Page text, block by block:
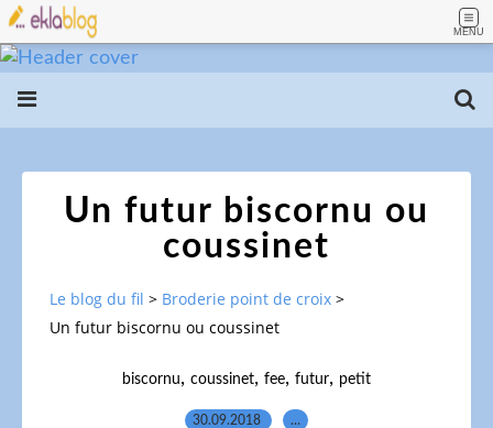
MENU
Un futur biscornu ou
coussinet
Le blog du fil > Broderie point de croix >
Un futur biscornu ou coussinet
biscornu, coussinet, fee, futur, petit
30.09.2018 …